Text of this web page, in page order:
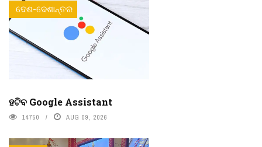
ଦେଶ-ଦେଶାନ୍ତର
ହଟିବ Google Assistant
14750 AUG 09, 2026